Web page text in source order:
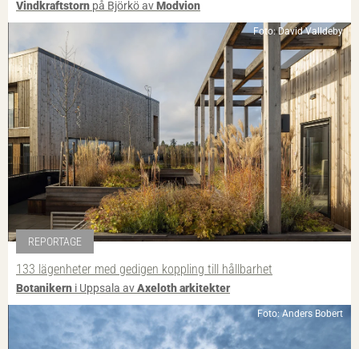
Vindkraftstorn på Björkö avModvion
Foto: David Valldeby
REPORTAGE
133 lägenheter med gedigen koppling till hållbarhet
Botanikern i Uppsala avAxeloth arkitekter
Foto: Anders Bobert